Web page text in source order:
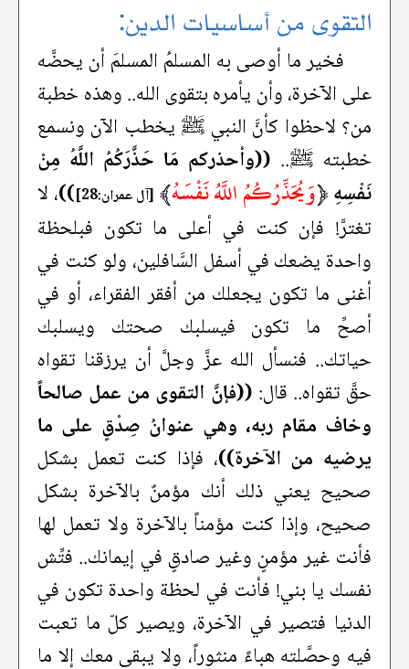
التقوى من أساسيات الدين:
فخير ما أوصى به المسلمُ المسلمَ أن يحضَّه
على الآخرة، وأن يأمره بتقوى الله.. وهذه خطبة
من؟ لاحظوا كأنَّ النبي ﷺ يخطب الآن ونسمع
خطبته ﷺ.. ((وأحذركم مَا حَذَّرَكُمُ اللَّهُ مِنْ
نَفْسِهِ﴿وَيُحَذِّرُكُمُ اللَّهُ نَفْسَهُ﴾ [آل عمران:28] ))، لا
تغترَّ! فإن كنت في أعلى ما تكون فبلحظة
واحدة يضعك في أسفل السَّافلين، ولو كنت في
أغنى ما تكون يجعلك من أفقر الفقراء، أو في
أصحِّ ما تكون فيسلبك صحتك ويسلبك
حياتك.. فنسأل الله عزَّ وجلَّ أن يرزقنا تقواه
حقَّ تقواه.. قال: ((فإنَّ التقوى من عمل صالحاً
وخاف مقام ربه، وهي عنوانُ صِدْقٍ على ما
يرضيه من الآخرة))، فإذا كنت تعمل بشكل
صحيح يعني ذلك أنك مؤمنٌ بالآخرة بشكل
صحيح، وإذا كنت مؤمناً بالآخرة ولا تعمل لها
فأنت غير مؤمنٍ وغير صادقٍ في إيمانك.. فتِّش
نفسك يا بني! فأنت في لحظة واحدة تكون في
الدنيا فتصير في الآخرة، ويصير كلّ ما تعبت
فيه وحصَّلته هباءً منثوراً، ولا يبقى معك إلا ما